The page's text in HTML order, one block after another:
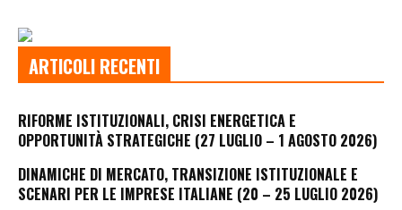
ARTICOLI RECENTI
RIFORME ISTITUZIONALI, CRISI ENERGETICA E
OPPORTUNITÀ STRATEGICHE (27 LUGLIO – 1 AGOSTO 2026)
DINAMICHE DI MERCATO, TRANSIZIONE ISTITUZIONALE E
SCENARI PER LE IMPRESE ITALIANE (20 – 25 LUGLIO 2026)